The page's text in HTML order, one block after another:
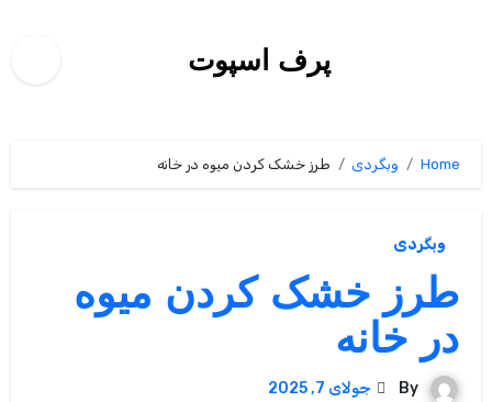
پرف اسپوت
Home وبگردی طرز خشک کردن میوه در خانه
وبگردی
طرز خشک کردن میوه
در خانه
جولای 7, 2025